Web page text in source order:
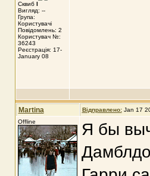
Сквиб I
Вигляд: --
Група:
Користувачі
Повідомлень: 2
Користувач №:
36243
Реєстрація: 17-
January 08
Martina Відправлено: Jan 17
Offline
Я бы